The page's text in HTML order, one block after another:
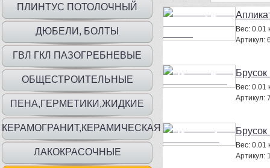
ПЛИНТУС ПОТОЛОЧНЫЙ
ДЮБЕЛИ, БОЛТЫ
ГВЛ ГКЛ ПАЗОГРЕБНЕВЫЕ
ПЛИТЫ
ОБЩЕСТРОИТЕЛЬНЫЕ
МАТЕРИАЛЫ
ПЕНА,ГЕРМЕТИКИ,ЖИДКИЕ
ГВОЗДИ
КЕРАМОГРАНИТ,КЕРАМИЧЕСКАЯ
ПЛИТКА
ЛАКОКРАСОЧНЫЕ
Вес: 0.01
Артикул:
Вес: 0.01
Артикул:
Вес: 0.01
Артикул: